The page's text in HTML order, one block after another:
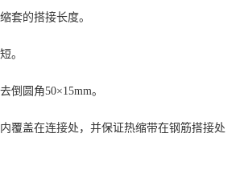
套的搭接长度。
。
倒圆角50×15mm。
覆盖在连接处，并保证热缩带在钢筋搭接处